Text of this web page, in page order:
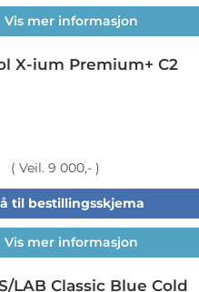
Vis mer informasjon
X-ium Premium+ C2
( Veil. 9 000,- )
til bestillingsskjema
Vis mer informasjon
LAB Classic Blue Cold